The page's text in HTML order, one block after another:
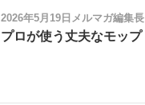
2026年5月19日 メルマガ編集長
プロが使う丈夫なモップ